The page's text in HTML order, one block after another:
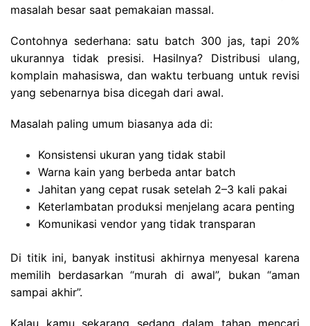
masalah besar saat pemakaian massal.
Contohnya sederhana: satu batch 300 jas, tapi 20%
ukurannya tidak presisi. Hasilnya? Distribusi ulang,
komplain mahasiswa, dan waktu terbuang untuk revisi
yang sebenarnya bisa dicegah dari awal.
Masalah paling umum biasanya ada di:
Konsistensi ukuran yang tidak stabil
Warna kain yang berbeda antar batch
Jahitan yang cepat rusak setelah 2–3 kali pakai
Keterlambatan produksi menjelang acara penting
Komunikasi vendor yang tidak transparan
Di titik ini, banyak institusi akhirnya menyesal karena
memilih berdasarkan “murah di awal”, bukan “aman
sampai akhir”.
Kalau kamu sekarang sedang dalam tahap mencari